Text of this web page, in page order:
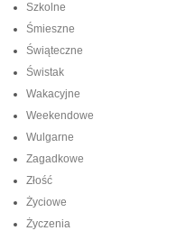
Szkolne
Śmieszne
Świąteczne
Świstak
Wakacyjne
Weekendowe
Wulgarne
Zagadkowe
Złość
Życiowe
Życzenia